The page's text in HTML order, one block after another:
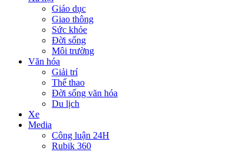
Giáo dục
Giao thông
Sức khỏe
Đời sống
Môi trường
Văn hóa
Giải trí
Thể thao
Đời sống văn hóa
Du lịch
Xe
Media
Công luận 24H
Rubik 360